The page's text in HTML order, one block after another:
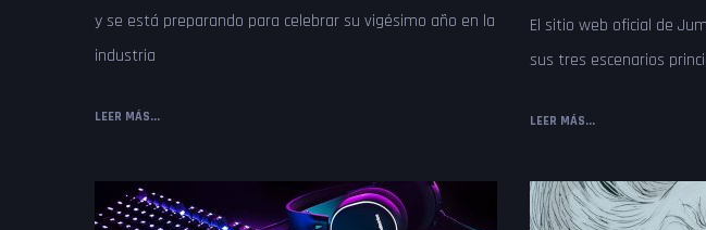
y se está preparando para celebrar su vigésimo año en la
industria
LEER MÁS...
El sitio web oficial de
sus tres escenarios
LEER MÁS...